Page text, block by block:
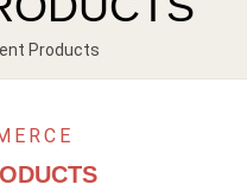
Products